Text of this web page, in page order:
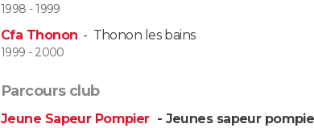
1998 - 1999
Cfa Thonon - Thonon les bains
1999 - 2000
Parcours club
Jeune Sapeur Pompier - Jeunes sapeur